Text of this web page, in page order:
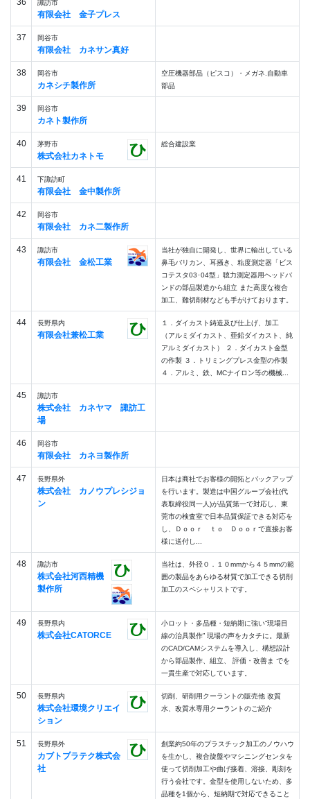
36 諏訪市
有限会社 金子プレス
37 岡谷市
有限会社 カネサン真好
38 岡谷市
カネシチ製作所
空圧機器部品（ピスコ）・メガネ.自動車
部品
39 岡谷市
カネト製作所
40 茅野市
株式会社カネトモ
総合建設業
41 下諏訪町
有限会社 金中製作所
42 岡谷市
有限会社 カネ二製作所
43 諏訪市
有限会社 金松工業
当社が独自に開発し、世界に輸出している
鼻毛バリカン、耳掻き、粘度測定器「ビス
コテスタ03･04型」聴力測定器用ヘッドバ
ンドの部品製造から組立 また高度な複合
加工、難切削材なども手がけております。
44 長野県内
有限会社兼松工業
１．ダイカスト鋳造及び仕上げ、加工
（アルミダイカスト、亜鉛ダイカスト、純
アルミダイカスト） ２．ダイカスト金型
の作製 ３．トリミングプレス金型の作製
４．アルミ、鉄、MCナイロン等の機械...
45 諏訪市
株式会社 カネヤマ 諏訪工
場
46 岡谷市
有限会社 カネヨ製作所
47 長野県外
株式会社 カノウプレシジョ
ン
日本は商社でお客様の開拓とバックアップ
を行います。製造は中国グループ会社(代
表取締役同一人)が品質第一で対応し、東
莞市の検査室で日本品質保証できる対応を
し、Ｄｏｏｒ ｔｏ Ｄｏｏｒで直接お客
様に送付し...
48 諏訪市
株式会社河西精機
製作所
当社は、外径０．１０mmから４５mmの範
囲の製品をあらゆる材質で加工できる切削
加工のスペシャリストです。
49 長野県内
株式会社CATORCE
小ロット・多品種・短納期に強い“現場目
線の治具製作” 現場の声をカタチに。最新
のCAD/CAMシステムを導入し、構想設計
から部品製作、組立、 評価・改善ま でを
一貫生産で対応しています。
50 長野県内
株式会社環境クリエイ
ション
切削、研削用クーラントの販売他 改質
水、改質水専用クーラントのご紹介
51 長野県外
カブトプラテク株式会
社
創業約50年のプラスチック加工のノウハウ
を生かし、複合旋盤やマシニングセンタを
使って切削加工や曲げ接着、溶接、彫刻を
行う会社です。金型を使用しないため、多
品種を1個から、短納期で対応できること